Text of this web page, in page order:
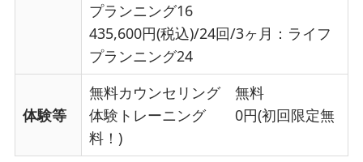
プランニング16
435,600円(税込)/24回/3ヶ月：ライフ
プランニング24
体験等
無料カウンセリング 無料
体験トレーニング 0円(初回限定無
料！)